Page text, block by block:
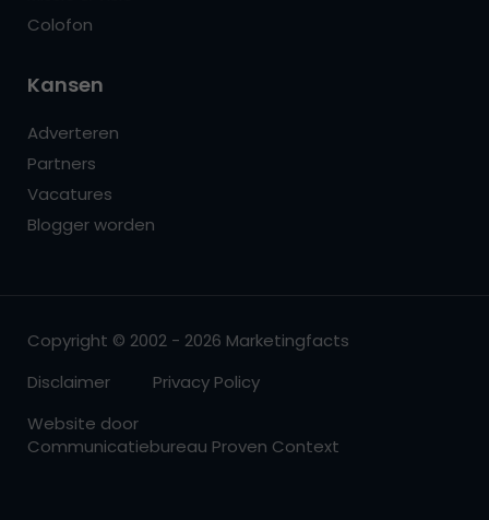
Colofon
Kansen
Adverteren
Partners
Vacatures
Blogger worden
Copyright © 2002 - 2026 Marketingfacts
Disclaimer
Privacy Policy
Website door
Communicatiebureau Proven Context